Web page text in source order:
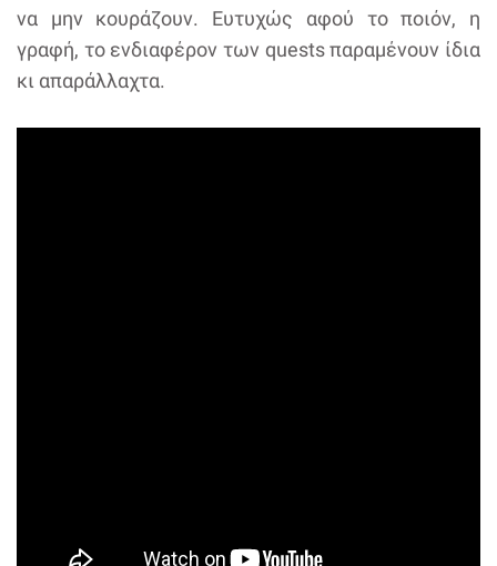
να μην κουράζουν. Ευτυχώς αφού το ποιόν, η
γραφή, το ενδιαφέρον των quests παραμένουν ίδια
κι απαράλλαχτα.